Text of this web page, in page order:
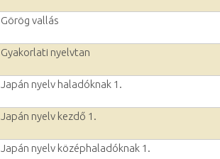
Görög vallás
Gyakorlati nyelvtan
Japán nyelv haladóknak 1.
Japán nyelv kezdő 1.
Japán nyelv középhaladóknak 1.